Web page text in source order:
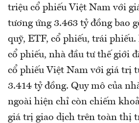
triệu cổ phiếu Việt Nam với
tương ứng 3.463 tỷ đồng bao
quỹ, ETF, cổ phiếu, trái
cổ phiếu, nhà đầu tư thế giới
cổ phiếu Việt Nam với giá trị
3.414 tỷ đồng. Quy mô của
ngoài hiện chỉ còn chiếm
giá trị giao dịch trên toàn thị